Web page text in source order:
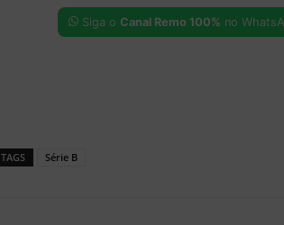
Siga o Canal Remo 100% no
TAGS Série B